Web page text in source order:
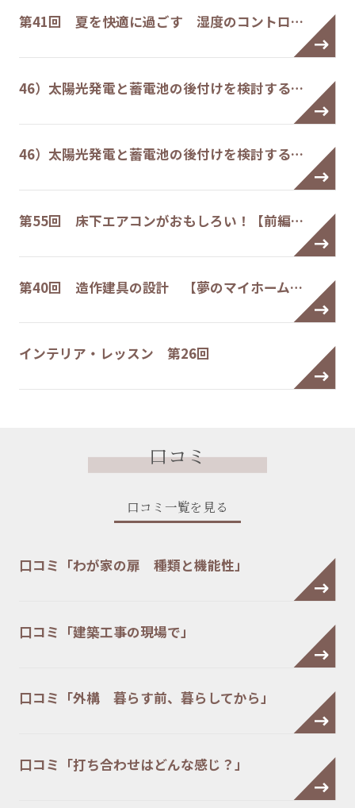
第41回 夏を快適に過ごす 湿度のコントロ…
46）太陽光発電と蓄電池の後付けを検討する…
46）太陽光発電と蓄電池の後付けを検討する…
第55回 床下エアコンがおもしろい！【前編…
第40回 造作建具の設計 【夢のマイホーム…
インテリア・レッスン 第26回
口コミ
口コミ一覧を見る
口コミ「わが家の扉 種類と機能性」
口コミ「建築工事の現場で」
口コミ「外構 暮らす前、暮らしてから」
口コミ「打ち合わせはどんな感じ？」